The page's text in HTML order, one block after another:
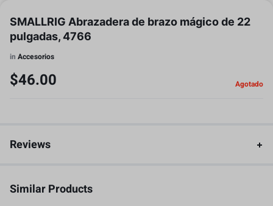
SMALLRIG Abrazadera de brazo mágico de 22
pulgadas, 4766
in Accesorios
$46.00 Agotado
Reviews
Similar Products